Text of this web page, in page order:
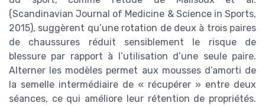
(Scandinavian Journal of Medicine & Science in Sports,
2015), suggèrent qu’une rotation de deux à trois paires
de chaussures réduit sensiblement le risque de
blessure par rapport à l’utilisation d’une seule paire.
Alterner les modèles permet aux mousses d’amorti de
la semelle intermédiaire de « récupérer » entre deux
séances, ce qui améliore leur rétention de propriétés.